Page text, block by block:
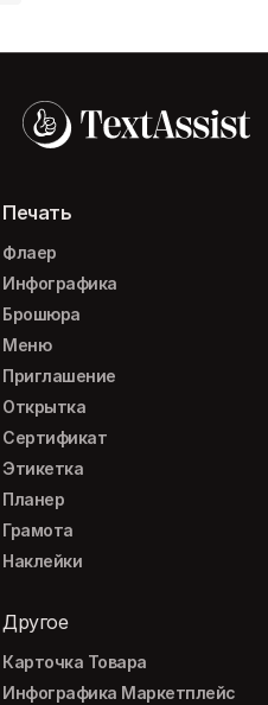
Печать
Флаер
Инфографика
Брошюра
Меню
Приглашение
Открытка
Сертификат
Этикетка
Планер
Грамота
Наклейки
Другое
Карточка Товара
Инфографика Маркетплейс